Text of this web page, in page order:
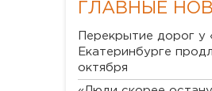
ГЛАВНЫЕ
Перекрытие дорог у
Екатеринбурге
октября